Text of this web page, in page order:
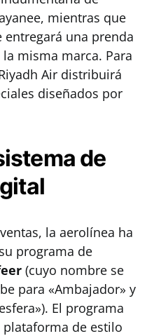
mientras que
entregará una prenda
misma marca. Para
Air distribuirá
diseñados por
de
la aerolínea ha
programa de
(cuyo nombre se
para «Ambajador» y
El programa
de estilo